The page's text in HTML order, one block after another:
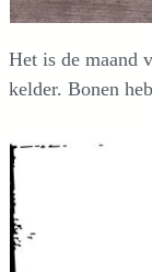
Het is de maand
kelder. Bonen